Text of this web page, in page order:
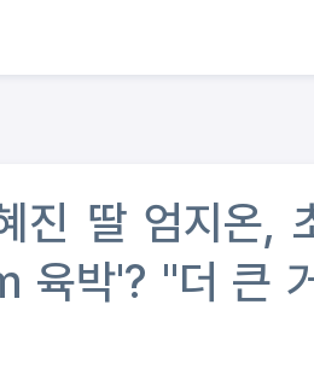
딸 엄지온,
육박'? "더 큰